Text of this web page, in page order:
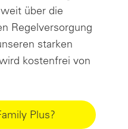
über die
Regelversorgung
starken
kostenfrei von
Plus?